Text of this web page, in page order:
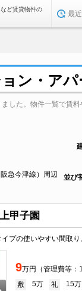
ど賃貸物件の
最
ン・ア
した。物件一覧で賃料
急今津線）周辺
並び
甲子園
プの使いやすい間取り
9万円（管理費等：
敷 5万 礼 15万